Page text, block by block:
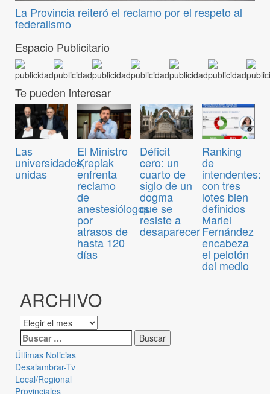
La Provincia reiteró el reclamo por el respeto al
federalismo
Espacio Publicitario
Te pueden interesar
Las
universidades,
unidas
El Ministro
Kreplak
enfrenta
reclamo
de
anestesiólogos
por
atrasos de
hasta 120
días
Déficit
cero: un
cuarto de
siglo de un
dogma
que se
resiste a
desaparecer
Ranking
de
intendentes:
con tres
lotes bien
definidos
Mariel
Fernández
encabeza
el pelotón
del medio
ARCHIVO
Últimas Noticias
Desalambrar-Tv
Local/Regional
Provinciales